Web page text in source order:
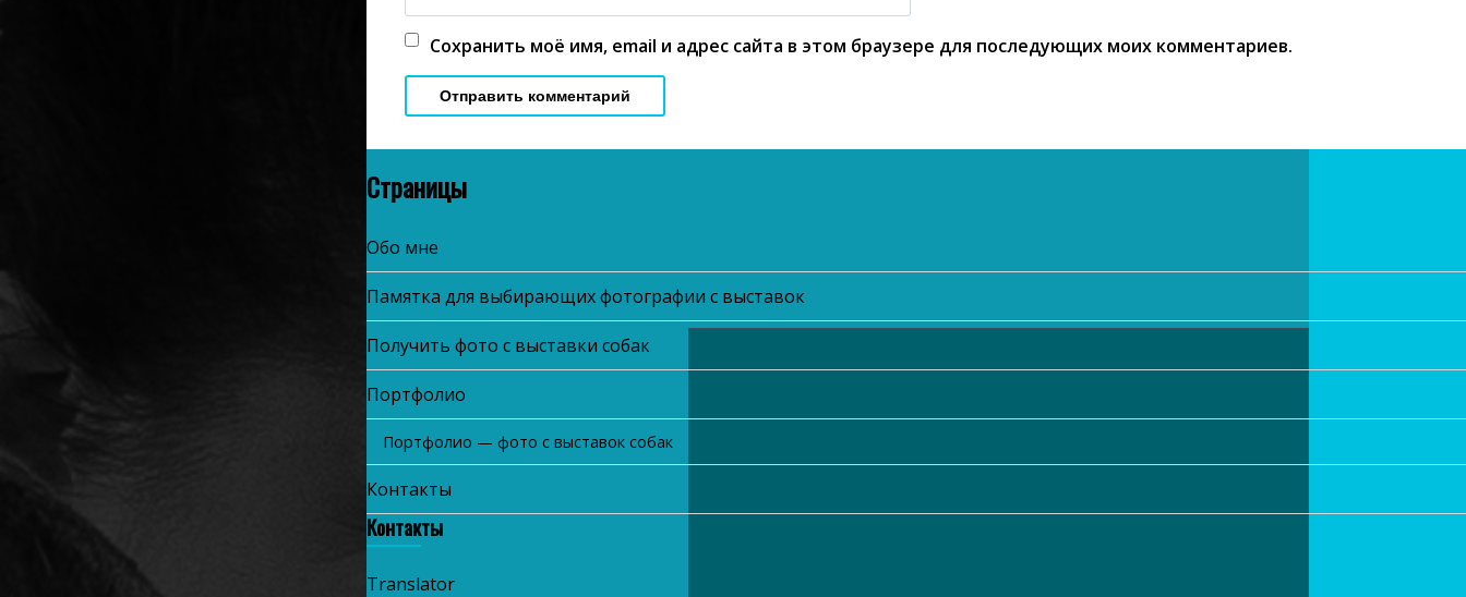
Сохранить моё имя, email и адрес сайта в этом браузере для последующих моих комментариев.
Страницы
Обо мне
Памятка для выбирающих фотографии с выставок
Получить фото с выставки собак
Портфолио
Портфолио — фото с выставок собак
Контакты
Контакты
Translator